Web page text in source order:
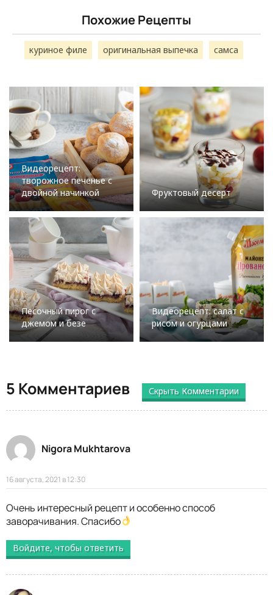
Похожие Рецепты
куриное филе оригинальная выпечка самса
Видеорецепт:
творожное печенье с
двойной начинкой
Фруктовый десерт
Песочный пирог с
джемом и безе
Видеорецепт: салат с
рисом и огурцами
5 Комментариев Скрыть Комментарии
Nigora Mukhtarova
16 августа, 2021 в 12:30
Очень интересный рецепт и особенно способ
заворачивания. Спасибо
Войдите, чтобы ответить